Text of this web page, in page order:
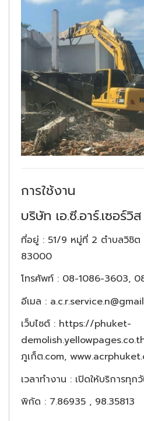
การใช้งาน
บริษัท เอ.ซี.อาร์.เซอร์วิ
ที่อยู่ : 51/9 หมู่ที่ 2 ตำบลวิชิต
83000
โทรศัพท์ : 08-1086-3603,
อีเมล :
เว็บไซต์ : https://phuket-
ภูเก็ต.com,
เวลาทำงาน : เปิดให้บริการทุ
พิกัด : 7.86935 , 98.35813